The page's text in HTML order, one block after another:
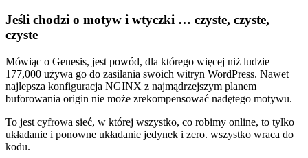
Jeśli chodzi o motyw i wtyczki … czyste, czyste,
czyste
Mówiąc o Genesis, jest powód, dla którego więcej niż ludzie
177,000 używa go do zasilania swoich witryn WordPress. Nawet
najlepsza konfiguracja NGINX z najmądrzejszym planem
buforowania origin nie może zrekompensować nadętego motywu.
To jest cyfrowa sieć, w której wszystko, co robimy online, to tylko
układanie i ponowne układanie jedynek i zero. wszystko wraca do
kodu.